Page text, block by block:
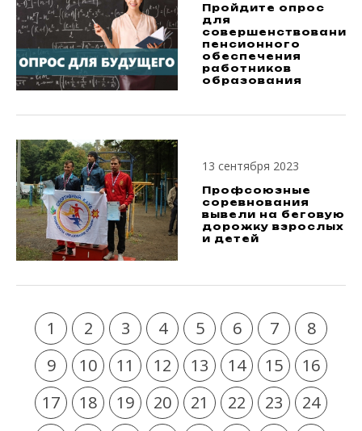
Пройдите опрос
для
совершенствования
пенсионного
обеспечения
работников
образования
13 сентября 2023
Профсоюзные
соревнования
вывели на беговую
дорожку взрослых
и детей
1 2 3 4 5 6 7
8
9
10 11 12 13 14 15
16
17
18 19 20 21 22 23
24